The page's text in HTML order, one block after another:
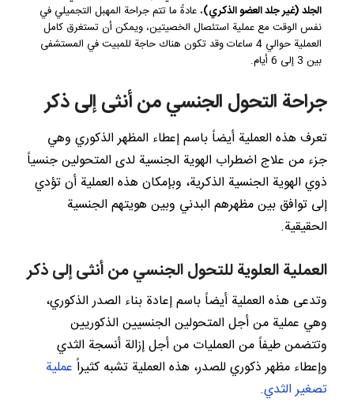
الجلد (غير جلد العضو الذكري)، عادةً ما تتم جراحة المهبل التجميلي في
نفس الوقت مع عملية استئصال الخصيتين، ويمكن أن تستغرق كامل
العملية حوالي 4 ساعات وقد تكون هناك حاجة للمبيت في المستشفى
بين 3 إلى 6 أيام.
جراحة التحول الجنسي من أنثى إلى ذكر
تعرف هذه العملية أيضاً باسم إعطاء المظهر الذكوري وهي
جزء من علاج اضطراب الهوية الجنسية لدى المتحولين جنسياً
ذوي الهوية الجنسية الذكرية، وبإمكان هذه العملية أن تؤدي
إلى توافق بين مظهرهم البدني وبين هويتهم الجنسية
الحقيقية.
العملية العلوية للتحول الجنسي من أنثى إلى ذكر
وتدعى هذه العملية أيضاً باسم إعادة بناء الصدر الذكوري،
وهي عملية من أجل المتحولين الجنسيين الذكوريين
وتتضمن طيفاً من العمليات من أجل إزالة أنسجة الثدي
وإعطاء مظهر ذكوري للصدر، هذه العملية تشبه كثيراً عملية
تصغير الثدي.